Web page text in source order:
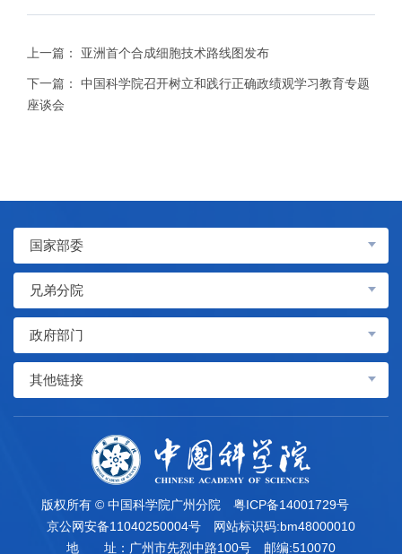
上一篇： 亚洲首个合成细胞技术路线图发布
下一篇：
中国科学院召开树立和践行正确政绩观学习教育专题
座谈会
国家部委
兄弟分院
政府部门
其他链接
版权所有 © 中国科学院广州分院
粤ICP备14001729号
京公网安备11040250004号
网站标识码:bm48000010
地 址：广州市先烈中路100号
邮编:510070